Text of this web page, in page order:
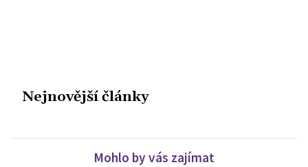
Nejnovější články
Mohlo by vás zajímat